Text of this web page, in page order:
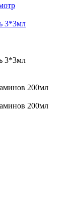
3*3мл
3*3мл
200мл
200мл